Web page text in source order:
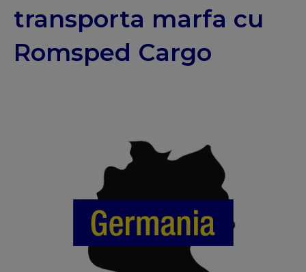
transporta marfa cu
Romsped Cargo